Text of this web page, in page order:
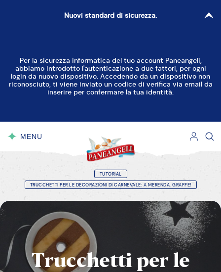
Nuovi standard di sicurezza.
Per la sicurezza informatica del tuo account Paneangeli,
abbiamo introdotto l'autenticazione a due fattori, per ogni
login da nuovo dispositivo. Accedendo da un dispositivo non
riconosciuto, ti viene inviato un codice di verifica via email da
inserire per confermare la tua identità.
MENU
TUTORIAL
TRUCCHETTI PER LE DECORAZIONI DI CARNEVALE: A MERENDA, GRAFFE!
Trucchetti per le